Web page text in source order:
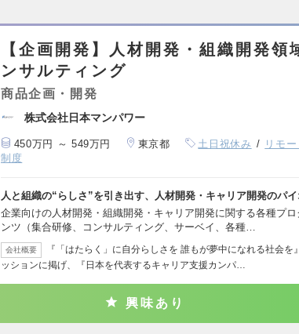
【企画開発】人材開発・組織開発領
ンサルティング
商品企画・開発
株式会社日本マンパワー
450万円 ～ 549万円 東京都 土日祝休み リモ
制度
人と組織の“らしさ”を引き出す、人材開発・キャリア開発のパ
企業向けの人材開発・組織開発・キャリア開発に関する各種プ
ンツ（集合研修、コンサルティング、サーベイ、各種…
会社概要
『「はたらく」に自分らしさを 誰もが夢中になれる社会を
ッションに掲げ、『日本を代表するキャリア支援カンパ…
興味あり